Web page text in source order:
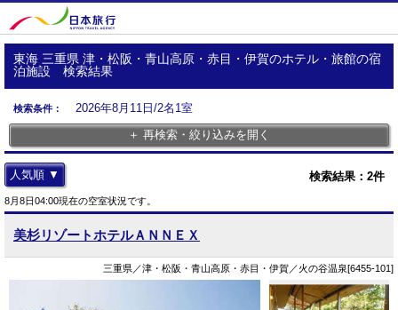
東海 三重県 津・松阪・青山高原・赤目・伊賀のホテル・旅館の宿
泊施設 検索結果
検索条件：
2026年8月11日/2名1室
＋ 再検索・絞り込みを開く
検索結果： 2件
人気順 ▼
8月8日04:00現在の空室状況です。
美杉リゾートホテルＡＮＮＥＸ
三重県／津・松阪・青山高原・赤目・伊賀／火の谷温泉[6455-101]